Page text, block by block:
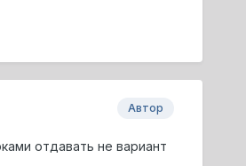
Автор
отдавать не вариант